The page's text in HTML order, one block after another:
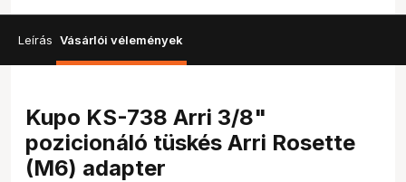
Leírás Vásárlói vélemények
Kupo KS-738 Arri 3/8"
pozicionáló tüskés Arri Rosette
(M6) adapter